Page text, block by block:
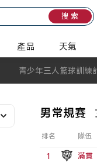
搜 索
產品 天氣
青少年三人籃球訓練
男常規賽
排名 隊伍
1 滿貫